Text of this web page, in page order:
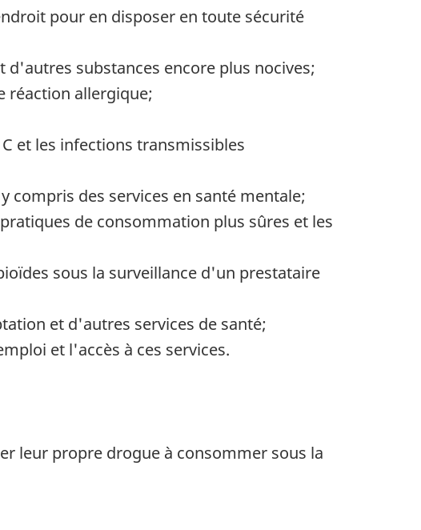
pour en disposer en toute sécurité
substances encore plus nocives;
réaction allergique;
et les infections transmissibles
compris des services en santé mentale;
de consommation plus sûres et les
sous la surveillance d'un prestataire
et d'autres services de santé;
et l'accès à ces services.
leur propre drogue à consommer sous la